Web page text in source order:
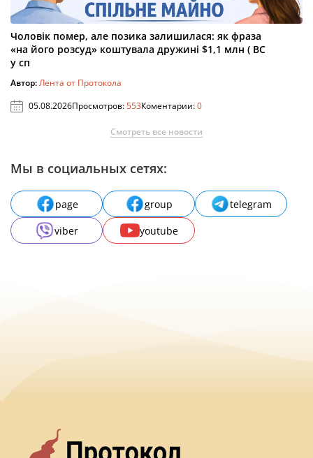
Чоловік помер, але позика залишилася: як фраза
«на його розсуд» коштувала дружині $1,1 млн ( ВС
у сп
Автор:Лента от Протокола
05.08.2026Просмотров:553Коментарии:0
Смотреть все новости
Мы в социальных сетях:
page group
telegram
viber
youtube